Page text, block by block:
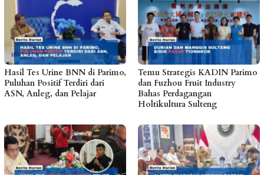
Hasil Tes Urine BNN di Parimo,
Puluhan Positif Terdiri dari
ASN, Anleg, dan Pelajar
Temu Strategis KADIN Parimo
dan Fuzhou Fruit Industry
Bahas Perdagangan
Holtikultura Sulteng